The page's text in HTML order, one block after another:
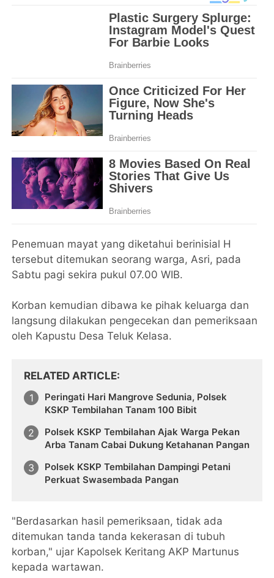
Penemuan mayat yang diketahui berinisial H
tersebut ditemukan seorang warga, Asri, pada
Sabtu pagi sekira pukul 07.00 WIB.
Korban kemudian dibawa ke pihak keluarga dan
langsung dilakukan pengecekan dan pemeriksaan
oleh Kapustu Desa Teluk Kelasa.
RELATED ARTICLE
Peringati Hari Mangrove Sedunia, Polsek
KSKP Tembilahan Tanam 100 Bibit
Polsek KSKP Tembilahan Ajak Warga Pekan
Arba Tanam Cabai Dukung Ketahanan Pangan
Polsek KSKP Tembilahan Dampingi Petani
Perkuat Swasembada Pangan
"Berdasarkan hasil pemeriksaan, tidak ada
ditemukan tanda tanda kekerasan di tubuh
korban," ujar Kapolsek Keritang AKP Martunus
kepada wartawan.